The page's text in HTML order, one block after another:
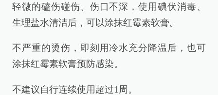
轻微的磕伤碰伤、伤口不深，使用碘伏消毒、
生理盐水清洁后，可以涂抹红霉素软膏。
不严重的烫伤，即刻用冷水充分降温后，也可
涂抹红霉素软膏预防感染。
不建议自行连续使用超过1周。